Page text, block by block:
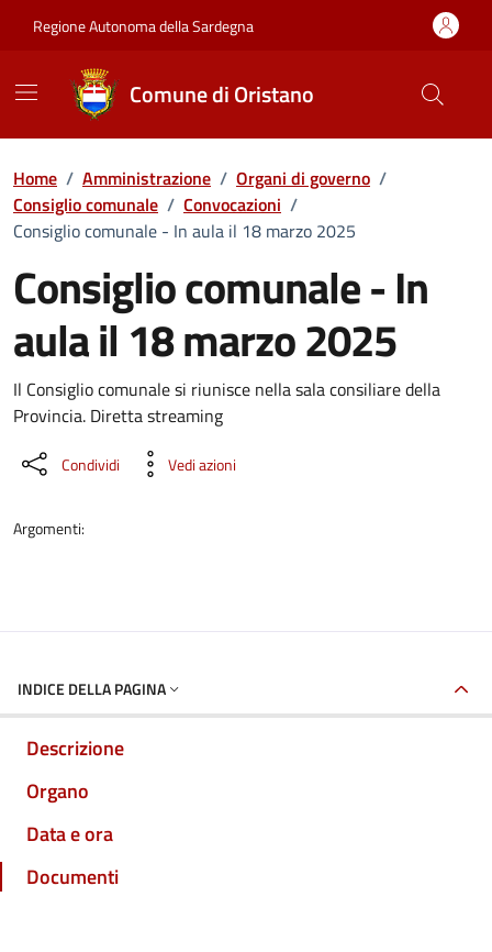
Regione Autonoma della Sardegna
Comune di Oristano
Home / Amministrazione / Organi di governo /
Consiglio comunale / Convocazioni /
Consiglio comunale - In aula il 18 marzo 2025
Consiglio comunale - In
aula il 18 marzo 2025
???portal.DettaglioConvocazione???
Il Consiglio comunale si riunisce nella sala consiliare della
Provincia. Diretta streaming
Condividi Vedi azioni
Argomenti:
INDICE DELLA PAGINA
Descrizione
Organo
Data e ora
Documenti